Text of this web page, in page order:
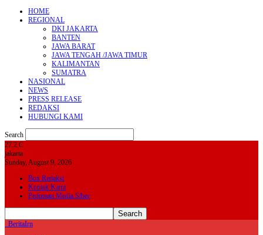
HOME
REGIONAL
DKI JAKARTA
BANTEN
JAWA BARAT
JAWA TENGAH /JAWA TIMUR
KALIMANTAN
SUMATRA
NASIONAL
NEWS
PRESS RELEASE
REDAKSI
HUBUNGI KAMI
Search
27.2 C
jakarta
Sunday, August 9, 2026
Box Redaksi
Kontak Kami
Pedoman Media Siber
BeritaIrn